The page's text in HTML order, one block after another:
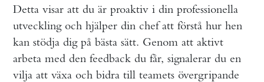
Detta visar att du är proaktiv i din professionella
utveckling och hjälper din chef att förstå hur hen
kan stödja dig på bästa sätt. Genom att aktivt
arbeta med den feedback du får, signalerar du en
vilja att växa och bidra till teamets övergripande